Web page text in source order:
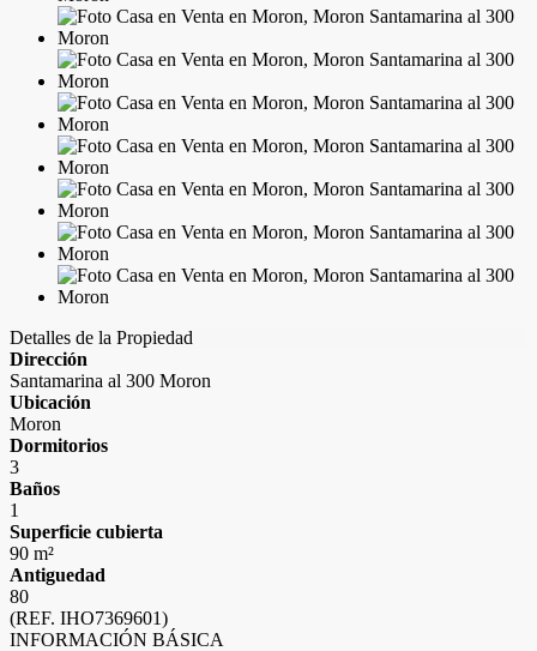
Detalles de la Propiedad
Dirección
Santamarina al 300 Moron
Ubicación
Moron
Dormitorios
3
Baños
1
Superficie cubierta
90 m²
Antiguedad
80
(REF. IHO7369601)
INFORMACIÓN BÁSICA